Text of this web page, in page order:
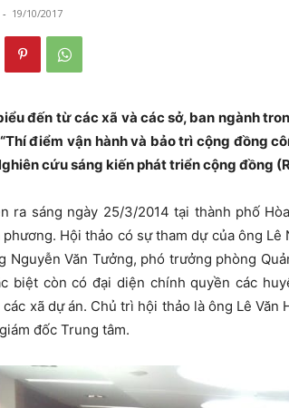
- 19/10/2017
đến từ các xã và các sở, ban ngành
điểm vận hành và bảo trì cộng đồng
cứu sáng kiến phát triển cộng đồng
ra sáng ngày 25/3/2014 tại thành phố
Hội thảo có sự tham dự của ông
Nguyễn Văn Tưởng, phó trưởng phòng
biệt còn có đại diện chính quyền các
xã dự án. Chủ trì hội thảo là ông Lê Văn
đốc Trung tâm.